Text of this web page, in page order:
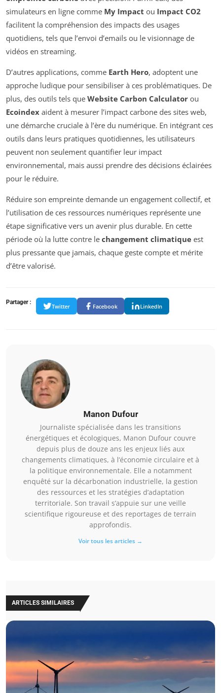
simulateurs en ligne comme My Impact ou Impact CO2
facilitent la compréhension des impacts des usages
quotidiens, tels que l’envoi d’emails ou le visionnage de
vidéos en streaming.
D’autres applications, comme Earth Hero, adoptent une
approche ludique pour sensibiliser à ces problématiques. De
plus, des outils tels que Website Carbon Calculator ou
Ecoindex aident à mesurer l’impact carbone des sites web,
une démarche cruciale à l’ère du numérique. En intégrant ces
outils dans leurs pratiques quotidiennes, les utilisateurs
peuvent non seulement quantifier leur impact
environnemental, mais aussi prendre des décisions éclairées
pour le réduire.
Réduire son empreinte demande un engagement collectif, et
l’utilisation de ces ressources numériques représente une
étape significative vers un avenir plus durable. En cette
période où la lutte contre le changement climatique est
plus pressante que jamais, chaque geste compte et mérite
d’être valorisé.
Partager :
Twitter Facebook LinkedIn
Manon Dufour
Journaliste spécialisée dans les transitions
énergétiques et écologiques, Manon Dufour couvre
depuis plus de douze ans les enjeux liés aux
changements climatiques, à l’économie circulaire et à
la politique environnementale. Elle a notamment
enquêté sur la décarbonation industrielle, la gestion
des ressources et les stratégies d’adaptation
territoriale. Son travail s’appuie sur une veille
scientifique rigoureuse et des reportages de terrain
approfondis.
Voir tous les articles →
ARTICLES SIMILAIRES